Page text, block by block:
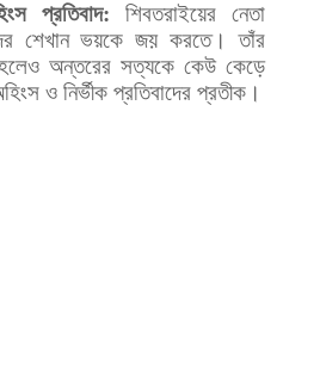
প্রতিবাদ: শিবতরাইয়ের
নেতা
শেখান ভয়কে জয় করতে।
তাঁর
অন্তরের সত্যকে কেউ কেড়ে
ও নির্ভীক প্রতিবাদের প্রতীক।